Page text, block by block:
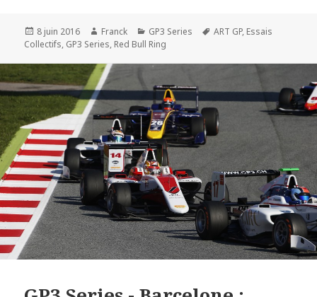
Publié
le
8 juin 2016 Auteur
Franck Catégories
GP3 Series
Mots-
ART GP, Essais
Collectifs, GP3 Series, Red Bull Ring